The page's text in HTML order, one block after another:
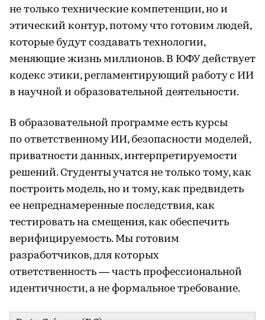
не только технические компетенции, но и
этический контур, потому что готовим людей,
которые будут создавать технологии,
меняющие жизнь миллионов. В ЮФУ действует
кодекс этики, регламентирующий работу с ИИ
в научной и образовательной деятельности.
В образовательной программе есть курсы
по ответственному ИИ, безопасности моделей,
приватности данных, интерпретируемости
решений. Студенты учатся не только тому, как
построить модель, но и тому, как предвидеть
ее непреднамеренные последствия, как
тестировать на смещения, как обеспечить
верифицируемость. Мы готовим
разработчиков, для которых
ответственность — часть профессиональной
идентичности, а не формальное требование.